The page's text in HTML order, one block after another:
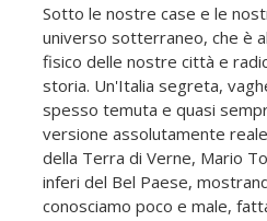
Sotto le nostre case e le
universo sotterraneo, che è
fisico delle nostre città e
storia. Un'Italia segreta,
spesso temuta e quasi
versione assolutamente
della Terra di Verne, Mario
inferi del Bel Paese,
conosciamo poco e male,